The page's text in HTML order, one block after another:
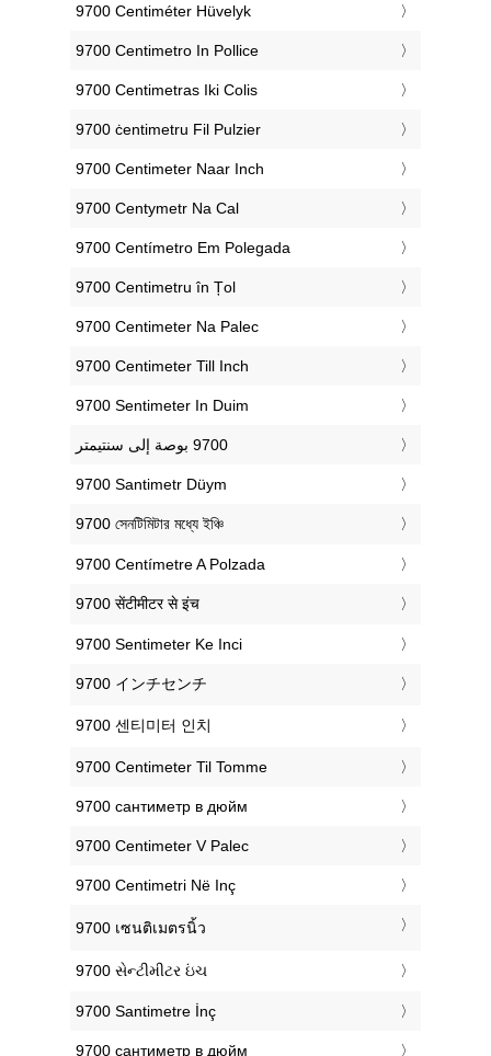
‎9700 Centiméter Hüvelyk
‎9700 Centimetro In Pollice
‎9700 Centimetras Iki Colis
‎9700 ċentimetru Fil Pulzier
‎9700 Centimeter Naar Inch
‎9700 Centymetr Na Cal
‎9700 Centímetro Em Polegada
‎9700 Centimetru în Țol
‎9700 Centimeter Na Palec
‎9700 Centimeter Till Inch
‎9700 Sentimeter In Duim
‎9700 Santimetr Düym
‎9700 সেনটিমিটার মধ্যে ইঞ্চি
‎9700 Centímetre A Polzada
‎9700 सेंटीमीटर से इंच
‎9700 Sentimeter Ke Inci
‎9700 インチセンチ
‎9700 센티미터 인치
‎9700 Centimeter Til Tomme
‎9700 сантиметр в дюйм
‎9700 Centimeter V Palec
‎9700 Centimetri Në Inç
‎9700 เซนติเมตรนิ้ว
‎9700 સેન્ટીમીટર ઇંચ
‎9700 Santimetre İnç
‎9700 сантиметр в дюйм